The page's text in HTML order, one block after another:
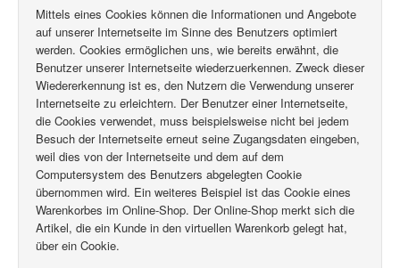
Mittels eines Cookies können die Informationen und Angebote
auf unserer Internetseite im Sinne des Benutzers optimiert
werden. Cookies ermöglichen uns, wie bereits erwähnt, die
Benutzer unserer Internetseite wiederzuerkennen. Zweck dieser
Wiedererkennung ist es, den Nutzern die Verwendung unserer
Internetseite zu erleichtern. Der Benutzer einer Internetseite,
die Cookies verwendet, muss beispielsweise nicht bei jedem
Besuch der Internetseite erneut seine Zugangsdaten eingeben,
weil dies von der Internetseite und dem auf dem
Computersystem des Benutzers abgelegten Cookie
übernommen wird. Ein weiteres Beispiel ist das Cookie eines
Warenkorbes im Online-Shop. Der Online-Shop merkt sich die
Artikel, die ein Kunde in den virtuellen Warenkorb gelegt hat,
über ein Cookie.